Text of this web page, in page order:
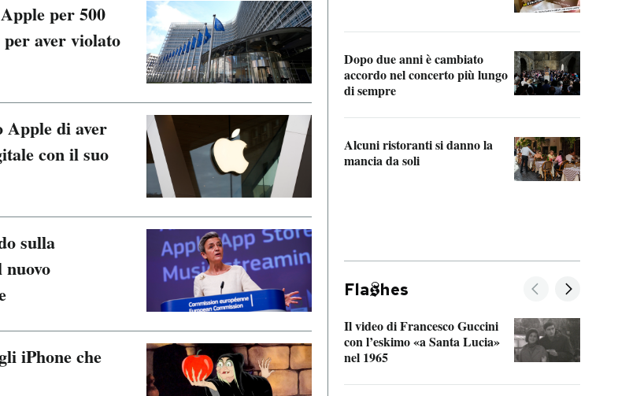
per 500
aver violato
Apple di aver
con il suo
sulla
iPhone che
Dopo due anni è cambiato
accordo nel concerto più lungo
di sempre
Alcuni ristoranti si danno la
mancia da soli
Fla hes
Il video di Francesco Guccini
con l’eskimo «a Santa Lucia»
nel 1965